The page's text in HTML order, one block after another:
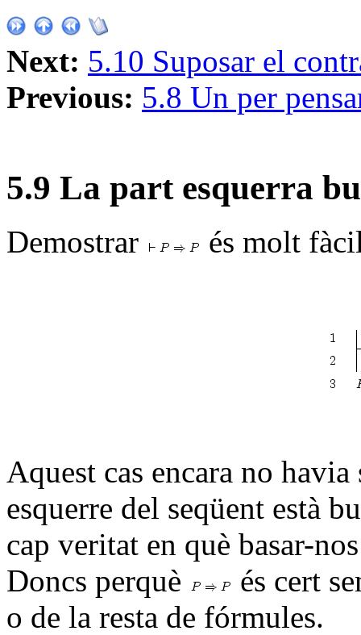
Next: 5.10 Suposar el
Previous: 5.8 Un per
5.9 La part esquerra
Demostrar és molt
Aquest cas encara no
esquerre del seqüent està
cap veritat en què basar-
Doncs perquè
és cert
o de la resta de fórmules.